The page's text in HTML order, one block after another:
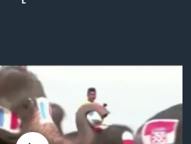
န်
လက်များ